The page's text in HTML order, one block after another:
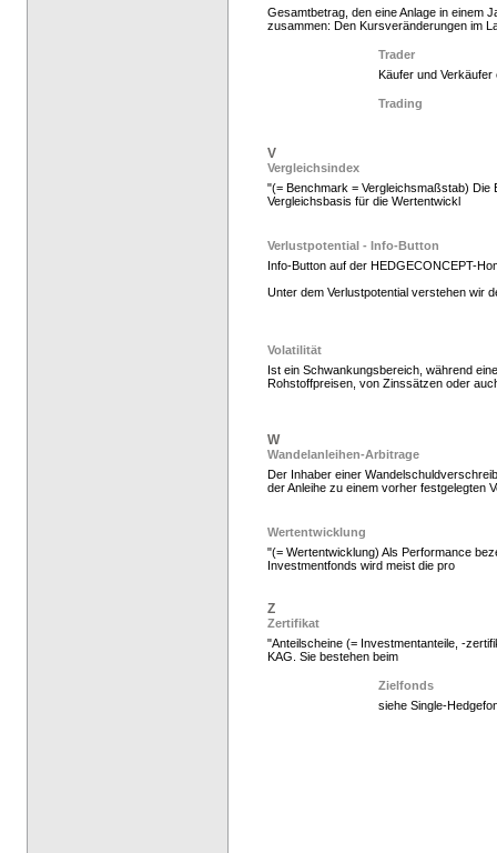
Gesamtbetrag, den eine Anlage in einem
zusammen: Den Kursveränderungen im
Trader
Käufer und
Trading
V
Vergleichsindex
"(= Benchmark = Vergleichsmaßstab) Die
Vergleichsbasis für die Wertentwickl
Verlustpotential - Info-Button
Info-Button auf der HEDGECONCEPT-
Unter dem Verlustpotential verstehen wir
Volatilität
Ist ein Schwankungsbereich, während
Rohstoffpreisen, von Zinssätzen oder
W
Wandelanleihen-Arbitrage
Der Inhaber einer
der Anleihe zu einem vorher festgelegten
Wertentwicklung
"(= Wertentwicklung) Als Performance
Investmentfonds wird meist die pro
Z
Zertifikat
"Anteilscheine (= Investmentanteile, -
KAG. Sie bestehen beim
Zielfonds
siehe Single-